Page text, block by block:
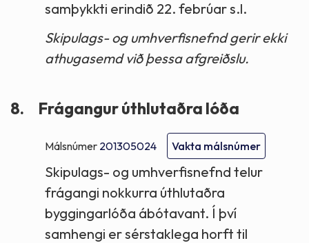
samþykkti erindið 22. febrúar s.l.
Skipulags- og umhverfisnefnd gerir ekki
athugasemd við þessa afgreiðslu.
8. Frágangur úthlutaðra lóða
Málsnúmer 201305024 Vakta málsnúmer
Skipulags- og umhverfisnefnd telur
frágangi nokkurra úthlutaðra
byggingarlóða ábótavant. Í því
samhengi er sérstaklega horft til